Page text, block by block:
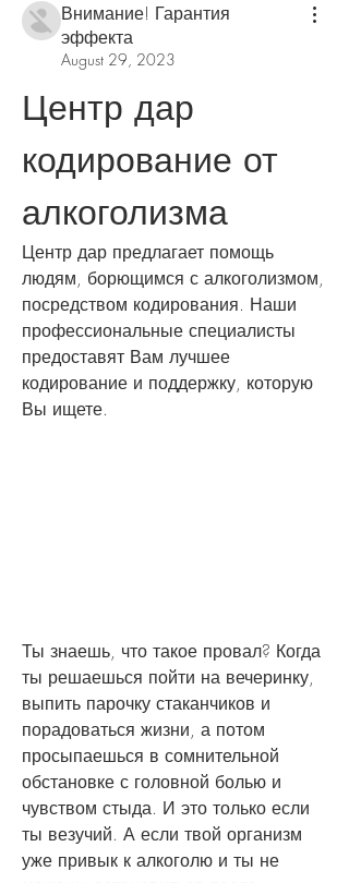
Внимание! Гарантия
эффекта
August 29, 2023
Центр дар
кодирование от
алкоголизма
Центр дар предлагает помощь
людям, борющимся с алкоголизмом,
посредством кодирования. Наши
профессиональные специалисты
предоставят Вам лучшее
кодирование и поддержку, которую
Вы ищете.
Ты знаешь, что такое провал? Когда
ты решаешься пойти на вечеринку,
выпить парочку стаканчиков и
порадоваться жизни, а потом
просыпаешься в сомнительной
обстановке с головной болью и
чувством стыда. И это только если
ты везучий. А если твой организм
уже привык к алкоголю и ты не